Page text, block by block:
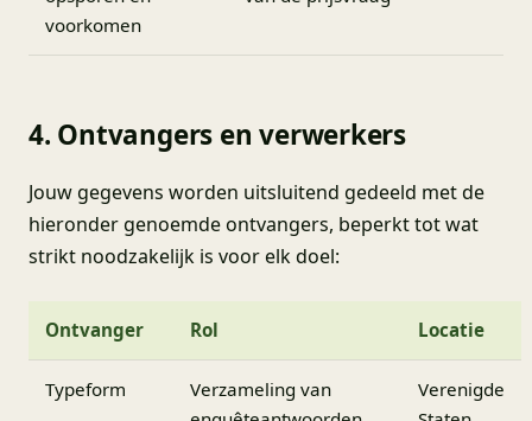
voorkomen
4. Ontvangers en verwerkers
Jouw gegevens worden uitsluitend gedeeld met de
hieronder genoemde ontvangers, beperkt tot wat
strikt noodzakelijk is voor elk doel:
Ontvanger Rol Locatie
Typeform
Verzameling van
Verenigde